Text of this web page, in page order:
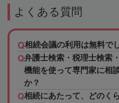
よくある質問
相続会議の利用は無料で
弁護士検索・税理士検索
機能を使って専門家に相
か？
相続にあたって、どのく